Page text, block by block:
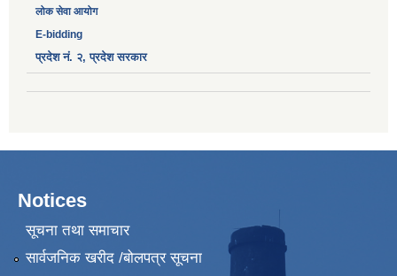
लोक सेवा आयोग
E-bidding
प्रदेश नं. २, प्रदेश सरकार
Notices
सूचना तथा समाचार
सार्वजनिक खरीद /बोलपत्र सूचना